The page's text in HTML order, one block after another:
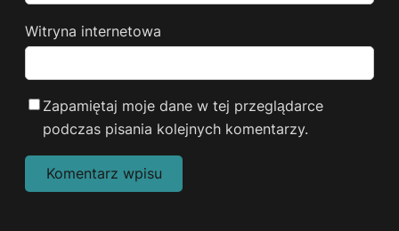
Witryna internetowa
Zapamiętaj moje dane w tej przeglądarce
podczas pisania kolejnych komentarzy.